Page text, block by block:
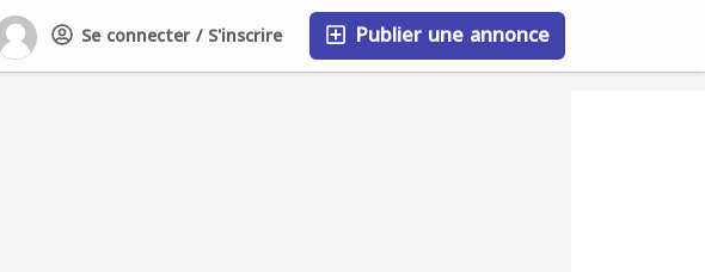
Publier une annonce
Se connecter / S'inscrire
Entreprises
Blog
FAQ